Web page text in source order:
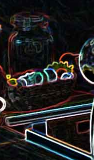
Colombo de crevettes au
de coco